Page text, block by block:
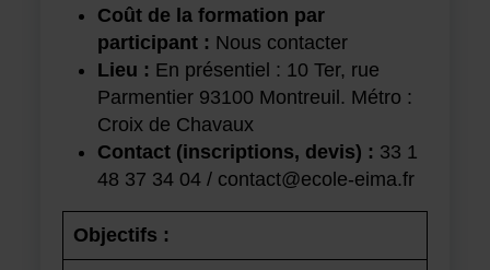
Coût de la formation par
participant : Nous contacter
Lieu : En présentiel : 10 Ter, rue
Parmentier 93100 Montreuil. Métro :
Croix de Chavaux
Contact (inscriptions, devis) : 33 1
48 37 34 04 / contact@ecole-eima.fr
Objectifs :